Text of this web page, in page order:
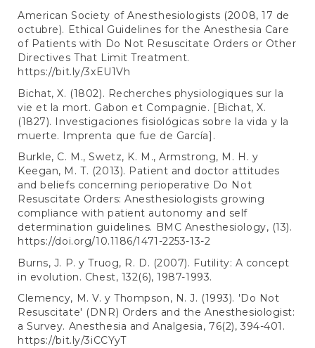
American Society of Anesthesiologists (2008, 17 de
octubre). Ethical Guidelines for the Anesthesia Care
of Patients with Do Not Resuscitate Orders or Other
Directives That Limit Treatment.
https://bit.ly/3xEU1Vh
Bichat, X. (1802). Recherches physiologiques sur la
vie et la mort. Gabon et Compagnie. [Bichat, X.
(1827). Investigaciones fisiológicas sobre la vida y la
muerte. Imprenta que fue de García].
Burkle, C. M., Swetz, K. M., Armstrong, M. H. y
Keegan, M. T. (2013). Patient and doctor attitudes
and beliefs concerning perioperative Do Not
Resuscitate Orders: Anesthesiologists growing
compliance with patient autonomy and self
determination guidelines. BMC Anesthesiology, (13).
https://doi.org/10.1186/1471-2253-13-2
Burns, J. P. y Truog, R. D. (2007). Futility: A concept
in evolution. Chest, 132(6), 1987-1993.
Clemency, M. V. y Thompson, N. J. (1993). 'Do Not
Resuscitate' (DNR) Orders and the Anesthesiologist:
a Survey. Anesthesia and Analgesia, 76(2), 394-401.
https://bit.ly/3iCCYyT